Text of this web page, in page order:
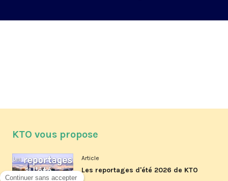
KTO vous propose
Article
Les reportages d'été 2026 de KTO